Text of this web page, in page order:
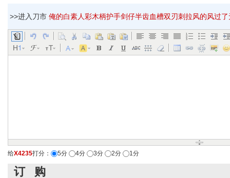
>>进入刀市 俺的白素人彩木柄护手剑仔半齿血槽双刃刺拉风的风过
给X4235打分： 5分 4分 3分 2分 1分
订 购